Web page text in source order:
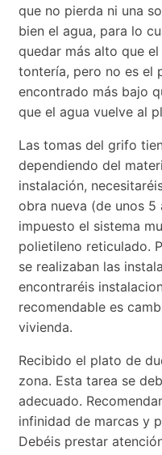
que no pierda ni una
bien el agua, para lo
quedar más alto que
tontería, pero no es el
encontrado más bajo
que el agua vuelve al
Las tomas del grifo
dependiendo del
instalación,
obra nueva (de unos 5
impuesto el sistema
polietileno reticulado.
se realizaban las
encontraréis
recomendable es
vivienda.
Recibido el plato de
zona. Esta tarea se
adecuado.
infinidad de marcas y
Debéis prestar